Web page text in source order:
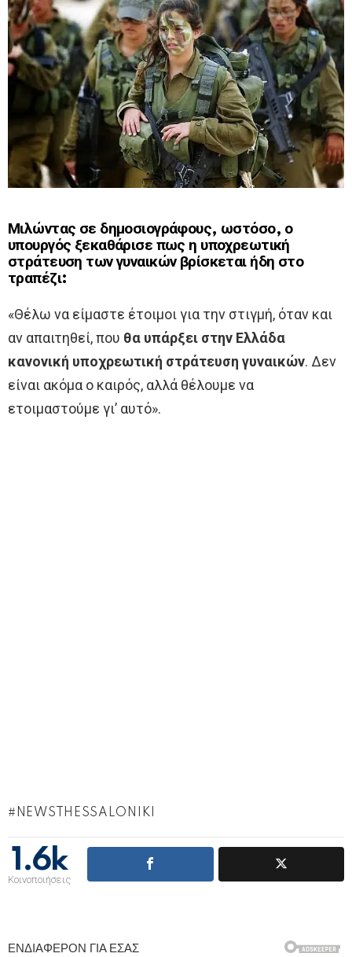
Μιλώντας σε δημοσιογράφους, ωστόσο, ο
υπουργός ξεκαθάρισε πως η υποχρεωτική
στράτευση των γυναικών βρίσκεται ήδη στο
τραπέζι:
«Θέλω να είμαστε έτοιμοι για την στιγμή, όταν και
αν απαιτηθεί, που θα υπάρξει στην Ελλάδα
κανονική υποχρεωτική στράτευση γυναικών. Δεν
είναι ακόμα ο καιρός, αλλά θέλουμε να
ετοιμαστούμε γι’ αυτό».
NEWSTHESSALONIKI
1.6k
Κοινοποιήσεις